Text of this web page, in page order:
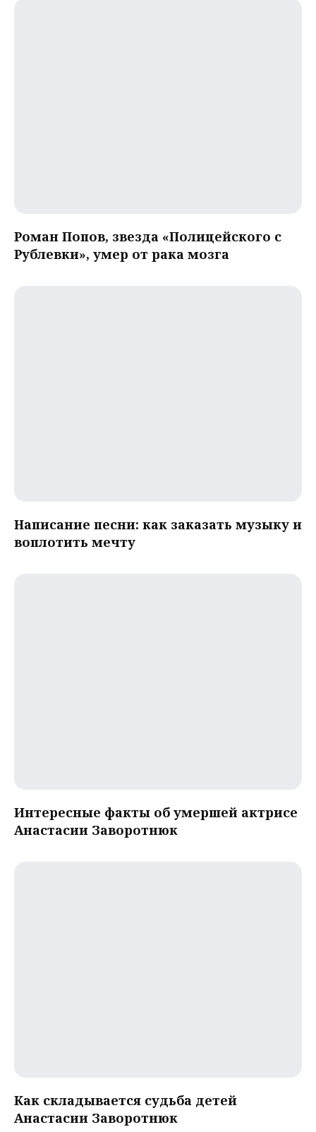
Роман Попов, звезда «Полицейского с
Рублевки», умер от рака мозга
Написание песни: как заказать музыку и
воплотить мечту
Интересные факты об умершей актрисе
Анастасии Заворотнюк
Как складывается судьба детей
Анастасии Заворотнюк